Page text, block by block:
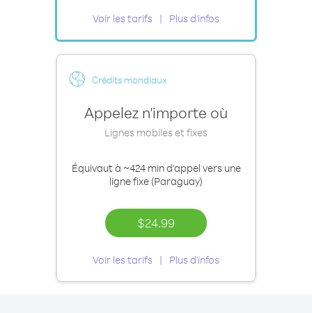
Voir les tarifs Plus d'infos
Crédits mondiaux
Appelez n'importe où
Lignes mobiles et fixes
Équivaut à ~424 mind'appel vers une
ligne fixe (Paraguay)
$24.99
Voir les tarifs Plus d'infos